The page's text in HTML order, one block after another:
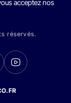
acceptez nos
réservés.